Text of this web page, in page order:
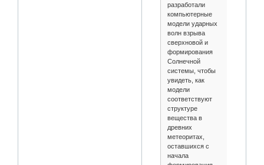
разработали
компьютерные
модели ударных
волн взрыва
сверхновой и
формирования
Солнечной
системы, чтобы
увидеть, как
модели
соответствуют
структуре
вещества в
древних
метеоритах,
оставшихся с
начала